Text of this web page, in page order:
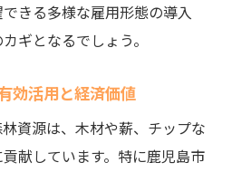
きる多様な雇用形態の導入
ギとなるでしょう。
効活用と経済価値
資源は、木材や薪、チップな
献しています。特に鹿児島市